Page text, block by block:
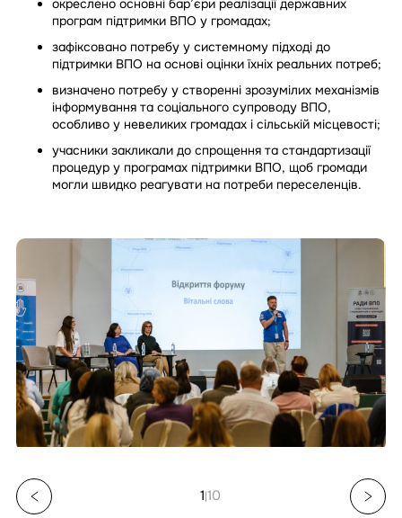
окреслено основні бар’єри реалізації державних
програм підтримки ВПО у громадах;
зафіксовано потребу у системному підході до
підтримки ВПО на основі оцінки їхніх реальних потреб;
визначено потребу у створенні зрозумілих механізмів
інформування та соціального супроводу ВПО,
особливо у невеликих громадах і сільській місцевості;
учасники закликали до спрощення та стандартизації
процедур у програмах підтримки ВПО, щоб громади
могли швидко реагувати на потреби переселенців.
1|10